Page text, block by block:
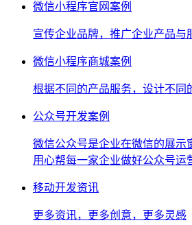
微信小程序官网案例
宣传企业品牌，推广企业产品与
微信小程序商城案例
根据不同的产品服务，设计不同
公众号开发案例
微信公众号是企业在微信的展示
用心帮每一家企业做好公众号运
移动开发资讯
更多资讯，更多创意，更多灵感